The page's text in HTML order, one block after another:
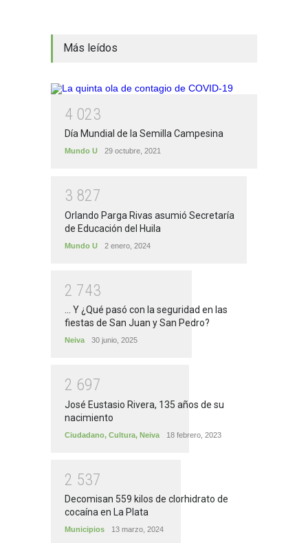
Más leídos
4 023
Día Mundial de la Semilla Campesina
Mundo U 29 octubre, 2021
3 827
Orlando Parga Rivas asumió Secretaría
de Educación del Huila
Mundo U 2 enero, 2024
2 743
... Y ¿Qué pasó con la seguridad en las
fiestas de San Juan y San Pedro?
Neiva 30 junio, 2025
2 697
José Eustasio Rivera, 135 años de su
nacimiento
Ciudadano, Cultura, Neiva 18 febrero, 2023
2 537
Decomisan 559 kilos de clorhidrato de
cocaína en La Plata
Municipios 13 marzo, 2024